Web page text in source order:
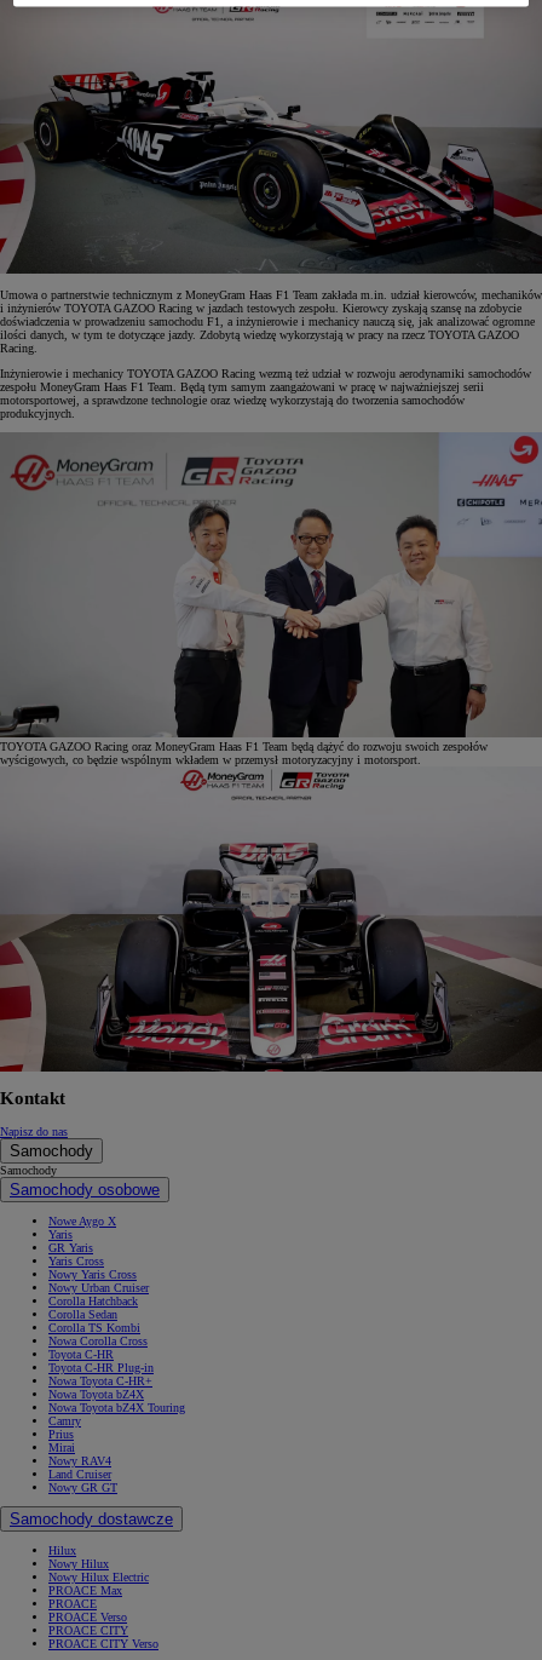
Umowa o partnerstwie technicznym z MoneyGram Haas F1 Team zakłada m.in. udział kierowców, mechaników
i inżynierów TOYOTA GAZOO Racing w jazdach testowych zespołu. Kierowcy zyskają szansę na zdobycie
doświadczenia w prowadzeniu samochodu F1, a inżynierowie i mechanicy nauczą się, jak analizować ogromne
ilości danych, w tym te dotyczące jazdy. Zdobytą wiedzę wykorzystają w pracy na rzecz TOYOTA GAZOO
Racing.
Inżynierowie i mechanicy TOYOTA GAZOO Racing wezmą też udział w rozwoju aerodynamiki samochodów
zespołu MoneyGram Haas F1 Team. Będą tym samym zaangażowani w pracę w najważniejszej serii
motorsportowej, a sprawdzone technologie oraz wiedzę wykorzystają do tworzenia samochodów
produkcyjnych.
TOYOTA GAZOO Racing oraz MoneyGram Haas F1 Team będą dążyć do rozwoju swoich zespołów
wyścigowych, co będzie wspólnym wkładem w przemysł motoryzacyjny i motorsport.
Kontakt
Napisz do nas
Samochody
Samochody
Samochody osobowe
Nowe Aygo X
Yaris
GR Yaris
Yaris Cross
Nowy Yaris Cross
Nowy Urban Cruiser
Corolla Hatchback
Corolla Sedan
Corolla TS Kombi
Nowa Corolla Cross
Toyota C-HR
Toyota C-HR Plug-in
Nowa Toyota C-HR+
Nowa Toyota bZ4X
Nowa Toyota bZ4X Touring
Camry
Prius
Mirai
Nowy RAV4
Land Cruiser
Nowy GR GT
Samochody dostawcze
Hilux
Nowy Hilux
Nowy Hilux Electric
PROACE Max
PROACE
PROACE Verso
PROACE CITY
PROACE CITY Verso